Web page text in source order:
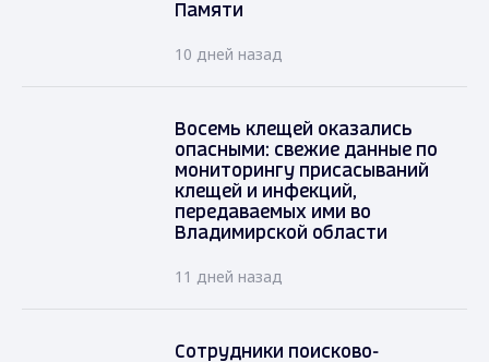
Памяти
10 дней назад
Восемь клещей оказались
опасными: свежие данные по
мониторингу присасываний
клещей и инфекций,
передаваемых ими во
Владимирской области
11 дней назад
Сотрудники поисково-